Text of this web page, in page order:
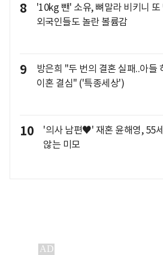
8
'10kg 뺀' 소유, 뼈말라 비키니
외국인들도 놀란 볼륨감
9
방은희 "두 번의 결혼 실패..아들
이혼 결심" ('특종세상')
10
'의사 남편♥' 재혼 윤해영, 55
않는 미모